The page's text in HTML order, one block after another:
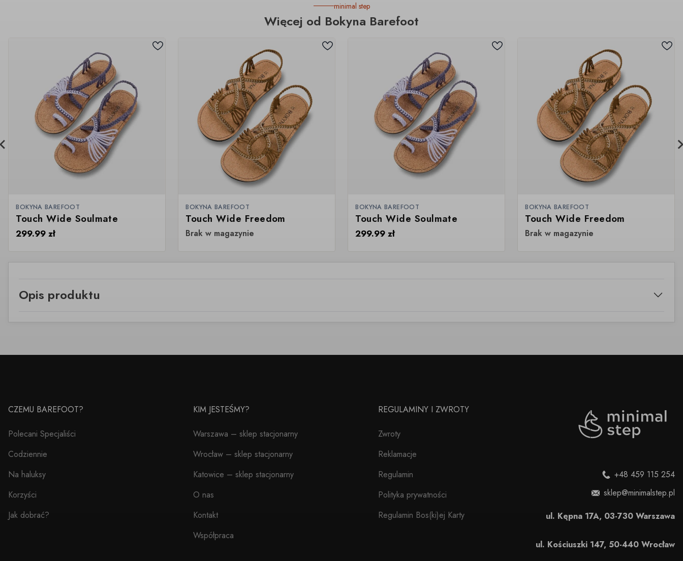
minimal step
Więcej od Bokyna Barefoot
BOKYNA BAREFOOT
Touch Wide Soulmate
299.99zł
BOKYNA BAREFOOT
Touch Wide Freedom
Brak w magazynie
BOKYNA BAREFOOT
Touch Wide Soulmate
299.99zł
BOKYNA BAREFOOT
Touch Wide Freedom
Brak w magazynie
Opis produktu
CZEMU BAREFOOT?
Polecani Specjaliści
Codziennie
Na haluksy
Korzyści
Jak dobrać?
KIM JESTEŚMY?
Warszawa – sklep stacjonarny
Wrocław – sklep stacjonarny
Katowice – sklep stacjonarny
O nas
Kontakt
Współpraca
REGULAMINY I ZWROTY
Zwroty
Reklamacje
Regulamin
Polityka prywatności
Regulamin Bos(ki)ej Karty
+48 459 115 254
sklep@minimalstep.pl
ul. Kępna 17A, 03-730 Warszawa
ul. Kościuszki 147, 50-440 Wrocław